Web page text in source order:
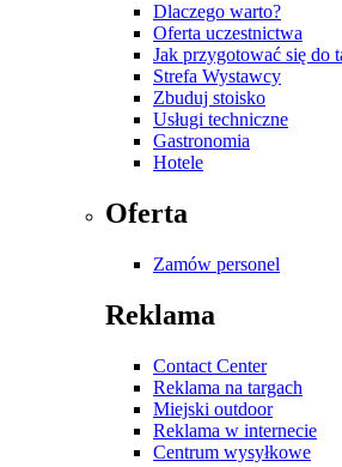
Dlaczego warto?
Oferta uczestnictwa
Jak przygotować się do
Strefa Wystawcy
Zbuduj stoisko
Usługi techniczne
Gastronomia
Hotele
Oferta
Zamów personel
Reklama
Contact Center
Reklama na targach
Miejski outdoor
Reklama w internecie
Centrum wysyłkowe